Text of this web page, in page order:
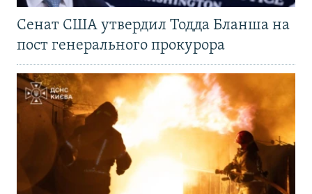
Сенат США утвердил Тодда Бланша на
пост генерального прокурора